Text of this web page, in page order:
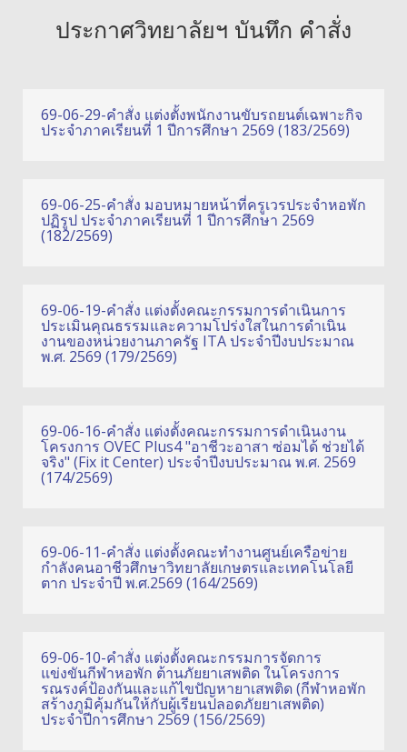
ประกาศวิทยาลัยฯ บันทึก คำสั่ง
69-06-29-คำสั่ง แต่งตั้งพนักงานขับรถยนต์เฉพาะกิจ
ประจำภาคเรียนที่ 1 ปีการศึกษา 2569 (183/2569)
69-06-25-คำสั่ง มอบหมายหน้าที่ครูเวรประจำหอพัก
ปฏิรูป ประจำภาคเรียนที่ 1 ปีการศึกษา 2569
(182/2569)
69-06-19-คำสั่ง แต่งตั้งคณะกรรมการดำเนินการ
ประเมินคุณธรรมและความโปร่งใสในการดำเนิน
งานของหน่วยงานภาครัฐ ITA ประจำปีงบประมาณ
พ.ศ. 2569 (179/2569)
69-06-16-คำสั่ง แต่งตั้งคณะกรรมการดำเนินงาน
โครงการ OVEC Plus4 "อาชีวะอาสา ซ่อมได้ ช่วยได้
จริง" (Fix it Center) ประจำปีงบประมาณ พ.ศ. 2569
(174/2569)
69-06-11-คำสั่ง แต่งตั้งคณะทำงานศูนย์เครือข่าย
กำลังคนอาชีวศึกษาวิทยาลัยเกษตรและเทคโนโลยี
ตาก ประจำปี พ.ศ.2569 (164/2569)
69-06-10-คำสั่ง แต่งตั้งคณะกรรมการจัดการ
แข่งขันกีฬาหอพัก ต้านภัยยาเสพติด ในโครงการ
รณรงค์ป้องกันและแก้ไขปัญหายาเสพติด (กีฬาหอพัก
สร้างภูมิคุ้มกันให้กับผู้เรียนปลอดภัยยาเสพติด)
ประจำปีการศึกษา 2569 (156/2569)